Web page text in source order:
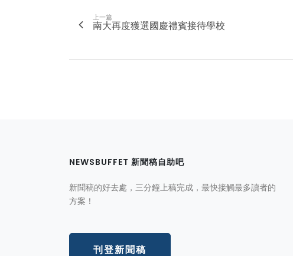
上一篇
南大再度獲選國慶禮賓接待學校
NEWSBUFFET 新聞稿自助吧
新聞稿的好去處，三分鐘上稿完成，最快接觸最多讀者的
方案！
刊登新聞稿